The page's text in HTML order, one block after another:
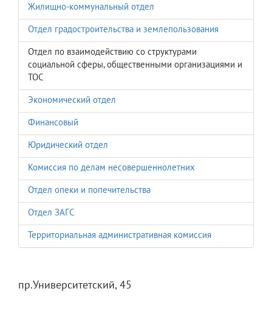
Жилищно-коммунальный отдел
Отдел градостроительства и землепользования
Отдел по взаимодействию со структурами
социальной сферы, общественными организациями и
ТОС
Экономический отдел
Финансовый
Юридический отдел
Комиссия по делам несовершеннолетних
Отдел опеки и попечительства
Отдел ЗАГС
Территориальная административная комиссия
пр.Университетский, 45